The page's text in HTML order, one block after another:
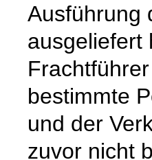
Ausführung
ausgeliefert
bestimmte
und der
zuvor nicht